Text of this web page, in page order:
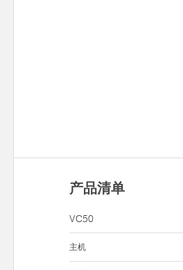
产品清单
VC50
主机